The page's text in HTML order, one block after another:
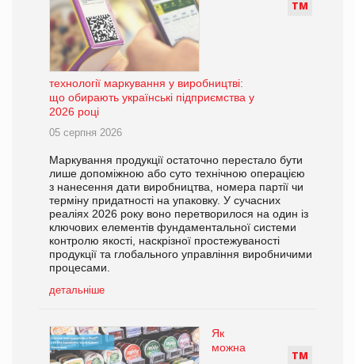
ТМ
технології маркування у виробництві:
що обирають українські підприємства у
2026 році
05 серпня 2026
Маркування продукції остаточно перестало бути
лише допоміжною або суто технічною операцією
з нанесення дати виробництва, номера партії чи
терміну придатності на упаковку. У сучасних
реаліях 2026 року воно перетворилося на один із
ключових елементів фундаментальної системи
контролю якості, наскрізної простежуваності
продукції та глобального управління виробничими
процесами.
детальніше
ТМ
Як
можна